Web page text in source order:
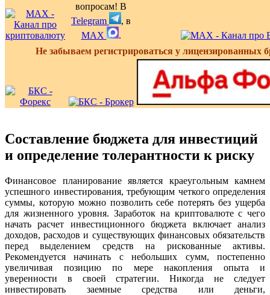
вопросам! В
Telegram
, в
MAX
.
Не забываем регистрироваться у лицензированных
Составление бюджета для инвестиций
и определение толерантности к риску
Финансовое планирование является краеугольным камнем
успешного инвестирования, требующим четкого определения
суммы, которую можно позволить себе потерять без ущерба
для жизненного уровня. Заработок на криптовалюте с чего
начать расчет инвестиционного бюджета включает анализ
доходов, расходов и существующих финансовых обязательств
перед выделением средств на рискованные активы.
Рекомендуется начинать с небольших сумм, постепенно
увеличивая позицию по мере накопления опыта и
уверенности в своей стратегии. Никогда не следует
инвестировать заемные средства или деньги,